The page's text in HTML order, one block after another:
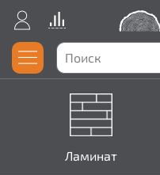
Ламинат